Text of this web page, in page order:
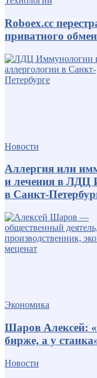
Roboex.cc
приватного
Новости
Аллергия или
и лечения в ЛДЦ
в Санкт-
Экономика
Шаров Алексей:
бирже, а у
Новости